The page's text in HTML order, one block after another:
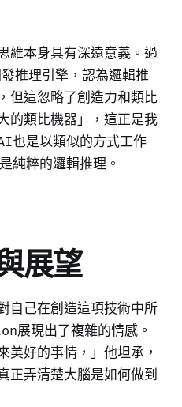
維本身具有深遠意義。過
推理引擎，認為邏輯推
但這忽略了創造力和類比
的類比機器」，這正是我
也是以類似的方式工作
純粹的邏輯推理。
展望
自己在創造這項技術中所
展現出了複雜的情感。
美好的事情，」他坦承，
正弄清楚大腦是如何做到